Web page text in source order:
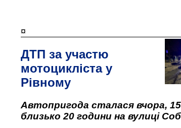
¤
ДТП за участю
мотоцикліста у
Рівному
Автопригода сталася вчора, 15
близько 20 години на вулиці